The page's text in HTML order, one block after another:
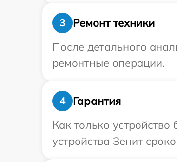
3
Ремонт техники
После детального
ремонтные операции.
4
Гарантия
Как только
устройства Зенит